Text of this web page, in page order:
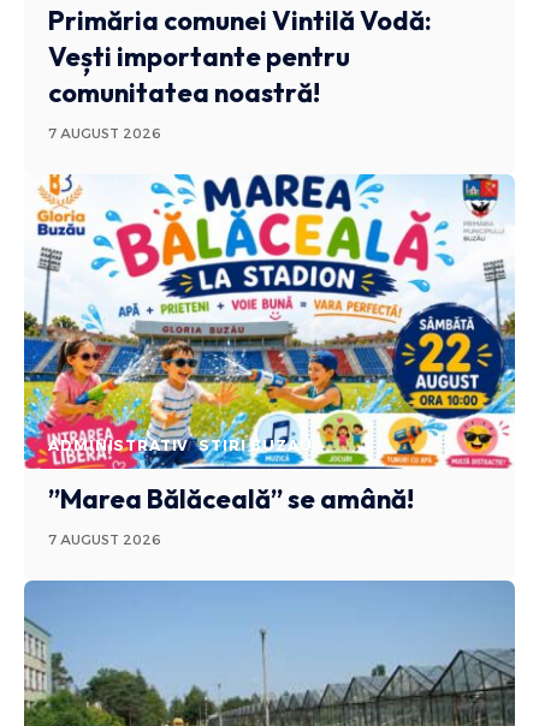
Primăria comunei Vintilă Vodă:
Vești importante pentru
comunitatea noastră!
7 AUGUST 2026
ADMINISTRATIV STIRI BUZAU
”Marea Bălăceală” se amână!
7 AUGUST 2026